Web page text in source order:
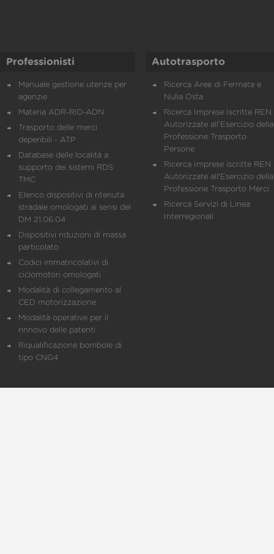
Professionisti
Manuale gestione utenze per
agenzie
Materia ADR-RID-ADN
Trasporto delle merci
deperibili - ATP
Database delle località a
supporto dei sistemi RDS
TMC
Elenco dispositivi di ritenuta
stradale omologati ai sensi del
DM 21.06.04
Dispositivi riduzioni di massa
particolato
Codici immatricolativi di
ciclomotori omologati
Modalità di collegamento al
CED motorizzazione
Modalità operative per il
rinnovo delle patenti
Riqualificazione bombole di
tipo CNG4
Autotrasporto
Ricerca Aree di Fermata e
Nulla Osta
Ricerca Imprese Iscritte REN
Autorizzate all'Esercizio della
Professione Trasporto
Persone
Ricerca Imprese iscritte REN
Autorizzate all'Esercizio della
Professione Trasporto Merci
Ricerca Servizi di Linea
Interregionali